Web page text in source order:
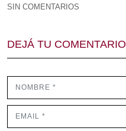
SIN COMENTARIOS
DEJÁ TU COMENTARIO